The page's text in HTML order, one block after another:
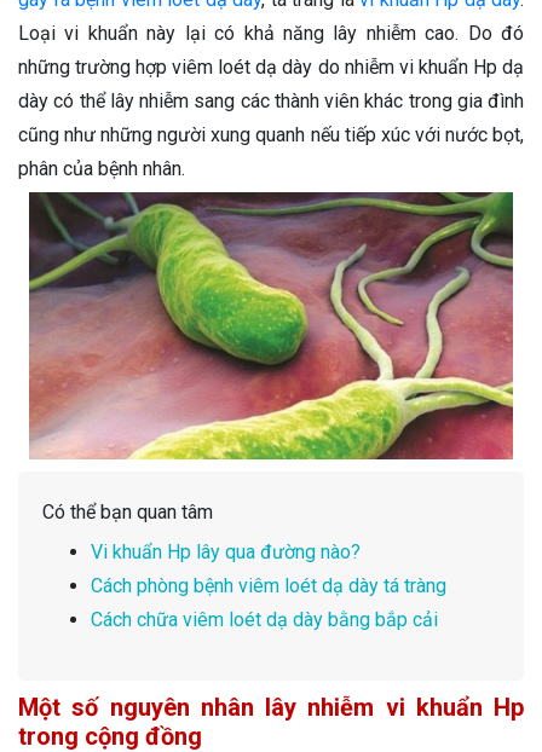
Loại vi khuẩn này lại có khả năng lây nhiễm cao. Do đó
những trường hợp viêm loét dạ dày do nhiễm vi khuẩn Hp dạ
dày có thể lây nhiễm sang các thành viên khác trong gia đình
cũng như những người xung quanh nếu tiếp xúc với nước bọt,
phân của bệnh nhân.
Có thể bạn quan tâm
Vi khuẩn Hp lây qua đường nào?
Cách phòng bệnh viêm loét dạ dày tá tràng
Cách chữa viêm loét dạ dày bằng bắp cải
Một số nguyên nhân lây nhiễm vi khuẩn Hp
trong cộng đồng